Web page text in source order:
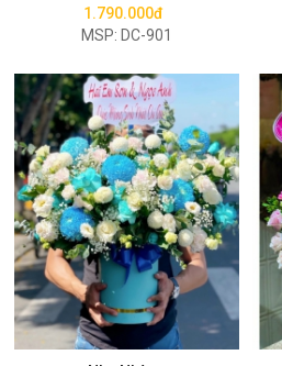
1.790.000đ
MSP: DC-901
Mua ngay